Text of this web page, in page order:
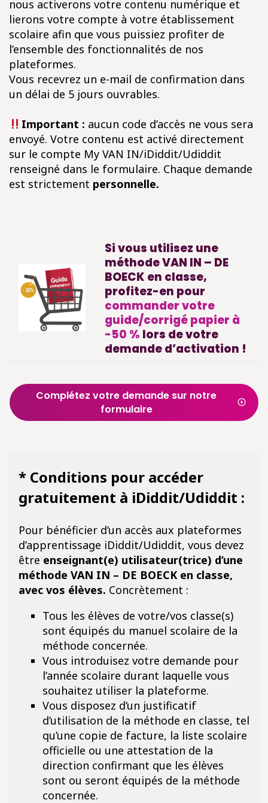
nous activerons votre contenu numérique et
lierons votre compte à votre établissement
scolaire afin que vous puissiez profiter de
l’ensemble des fonctionnalités de nos
plateformes.
Vous recevrez un e-mail de confirmation dans
un délai de 5 jours ouvrables.
Important : aucun code d’accès ne vous sera
envoyé. Votre contenu est activé directement
sur le compte My VAN IN/iDiddit/Udiddit
renseigné dans le formulaire. Chaque demande
est strictement personnelle.
Si vous utilisez une
méthode VAN IN – DE
BOECK en classe,
profitez-en pour
commander votre
guide/corrigé papier à
-50 % lors de votre
demande d’activation !
Complétez votre demande sur notre
formulaire
* Conditions pour accéder
gratuitement à iDiddit/Udiddit :
Pour bénéficier d’un accès aux plateformes
d’apprentissage iDiddit/Udiddit, vous devez
être enseignant(e) utilisateur(trice) d’une
méthode VAN IN – DE BOECK en classe,
avec vos élèves. Concrètement :
Tous les élèves de votre/vos classe(s)
sont équipés du manuel scolaire de la
méthode concernée.
Vous introduisez votre demande pour
l’année scolaire durant laquelle vous
souhaitez utiliser la plateforme.
Vous disposez d’un justificatif
d’utilisation de la méthode en classe, tel
qu’une copie de facture, la liste scolaire
officielle ou une attestation de la
direction confirmant que les élèves
sont ou seront équipés de la méthode
concernée.